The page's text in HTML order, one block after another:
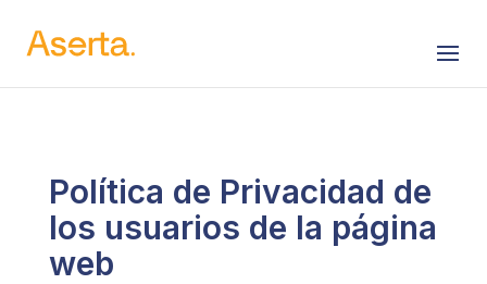
Saltar al contenido
Política de Privacidad de
los usuarios de la página
web